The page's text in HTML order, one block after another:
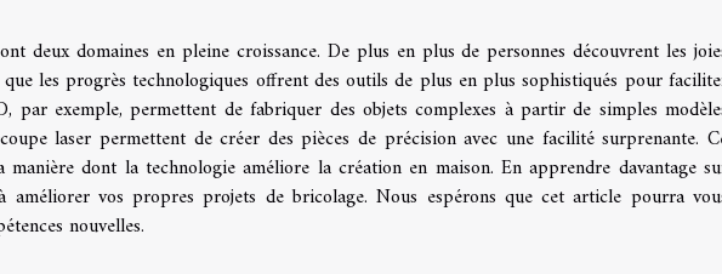
deux domaines en pleine croissance. De plus en plus de personnes découvrent les
les progrès technologiques offrent des outils de plus en plus sophistiqués pour
par exemple, permettent de fabriquer des objets complexes à partir de simples
laser permettent de créer des pièces de précision avec une facilité surprenante.
manière dont la technologie améliore la création en maison. En apprendre davantage
vos propres projets de bricolage. Nous espérons que cet article pourra
nouvelles.